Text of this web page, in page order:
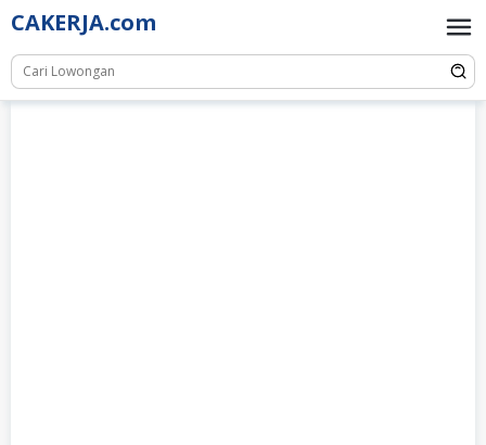
Skip
to
content
CAKERJA.com